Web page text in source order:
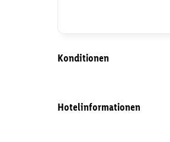
Konditionen
Hotelinformationen